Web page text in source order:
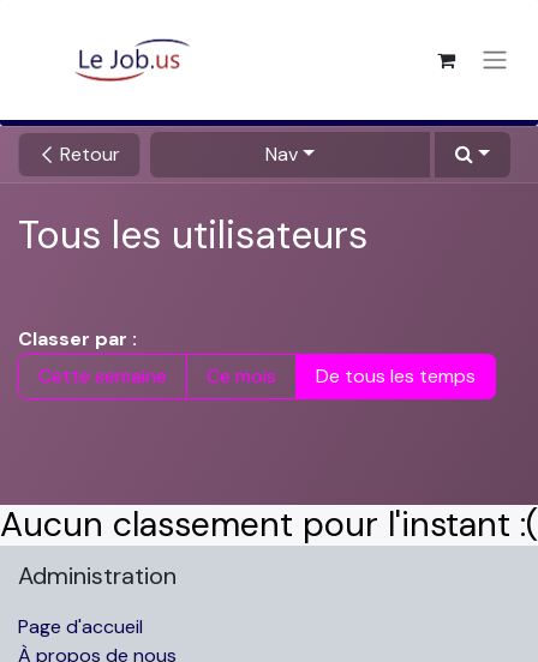
Retour Nav
Tous les utilisateurs
Classer par :
Cette semaine
Ce mois De tous les temps
Aucun classement pour l'instant :(
Administration
Page d'accueil
À propos de nous